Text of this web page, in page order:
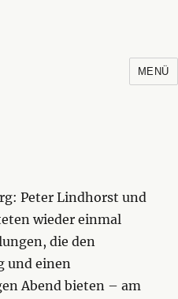
MENÜ
Peter Lindhorst und
wieder einmal
die den
und einen
Abend bieten – am